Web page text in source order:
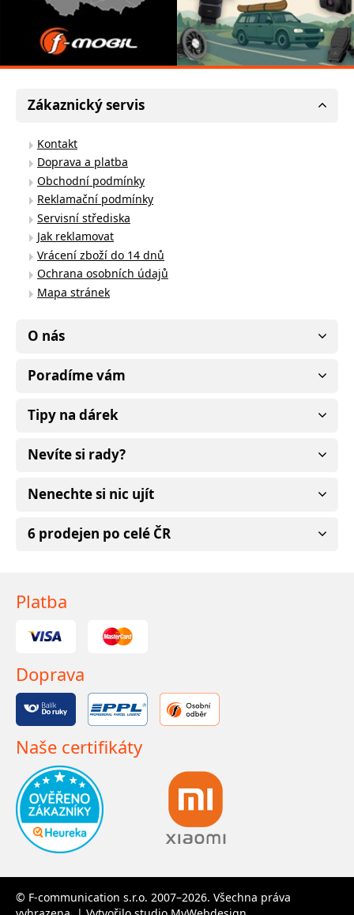
Zákaznický servis
Kontakt
Doprava a platba
Obchodní podmínky
Reklamační podmínky
Servisní střediska
Jak reklamovat
Vrácení zboží do 14 dnů
Ochrana osobních údajů
Mapa stránek
O nás
Poradíme vám
Tipy na dárek
Nevíte si rady?
Nenechte si nic ujít
6 prodejen po celé ČR
Platba
Doprava
Naše certifikáty
© F-communication s.r.o. 2007–2026. Všechna práva